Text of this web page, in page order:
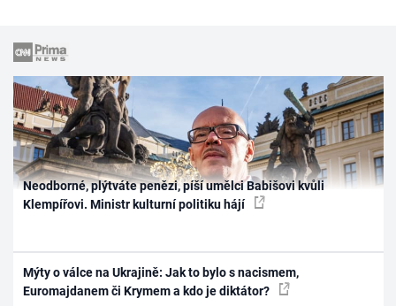
Neodborné, plýtváte penězi, píší umělci Babišovi kvůli
Klempířovi. Ministr kulturní politiku hájí
Mýty o válce na Ukrajině: Jak to bylo s nacismem,
Euromajdanem či Krymem a kdo je diktátor?